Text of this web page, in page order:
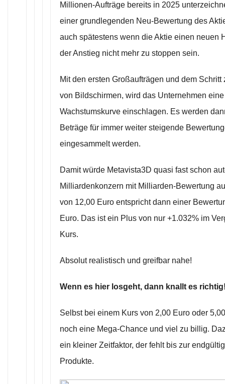
Millionen-Aufträge bereits in 2025
einer grundlegenden Neu-Bewertung des
auch spätestens wenn die Aktie einen neuen
der Anstieg nicht mehr zu stoppen sein.
Mit den ersten Großaufträgen und dem
von Bildschirmen, wird das Unternehmen
Wachstumskurve einschlagen. Es werden
Beträge für immer weiter steigende
eingesammelt werden.
Damit würde Metavista3D quasi fast schon
Milliardenkonzern mit Milliarden-Bewertung
von 12,00 Euro entspricht dann einer
Euro. Das ist ein Plus von nur +1.032% im
Kurs.
Absolut realistisch und greifbar nahe!
Wenn es hier losgeht, dann knallt es
Selbst bei einem Kurs von 2,00 Euro oder
noch eine Mega-Chance und viel zu billig.
ein kleiner Zeitfaktor, der fehlt bis zur
Produkte.